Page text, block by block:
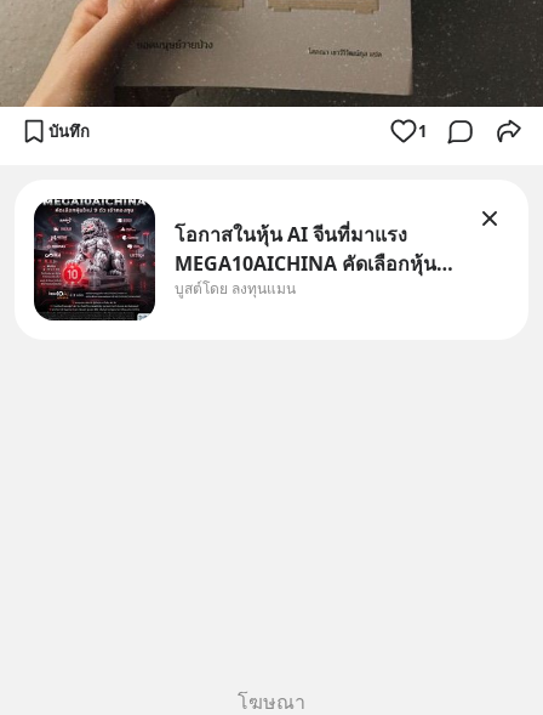
บันทึก 1
โอกาสในหุ้น AI จีนที่มาแรง
MEGA10AICHINA คัดเลือกหุ้น
ใหม่ 9 ตัว เข้ากองทุน.. ครอบคลุม
บูสต์โดย ลงทุนแมน
โฆษณา